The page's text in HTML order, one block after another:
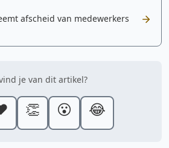
afscheid van medewerkers
je van dit artikel?
👏 😮 😂